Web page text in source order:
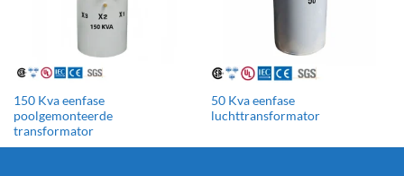
150 Kva eenfase
poolgemonteerde
transformator
50 Kva eenfase
luchttransformator